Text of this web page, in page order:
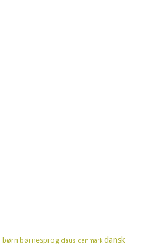
børn børnesprog claus danmark dansk